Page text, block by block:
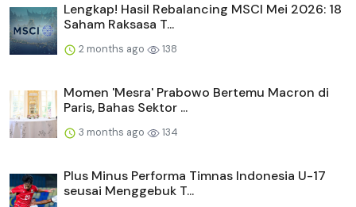
Lengkap! Hasil Rebalancing MSCI Mei 2026: 18
Saham Raksasa T...
2 months ago 138
Momen 'Mesra' Prabowo Bertemu Macron di
Paris, Bahas Sektor ...
3 months ago 134
Plus Minus Performa Timnas Indonesia U-17
seusai Menggebuk T...